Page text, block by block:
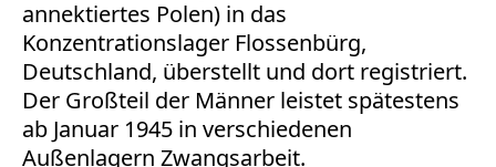
annektiertes Polen) in das
Konzentrationslager Flossenbürg,
Deutschland, überstellt und dort registriert.
Der Großteil der Männer leistet spätestens
ab Januar 1945 in verschiedenen
Außenlagern Zwangsarbeit.